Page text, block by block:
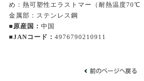
め：熱可塑性エラストマー（耐熱温度
金属部：ステンレス鋼
■原産国： 中国
■JANコード： 4976790210911